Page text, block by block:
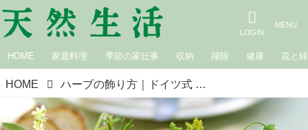
HOME 家庭料理 季節の家仕事 収納 掃除 健康 花と緑
HOME ハーブの飾り方｜ドイツ式 ハーブ農家の料理と手仕事／奥薗和子さん